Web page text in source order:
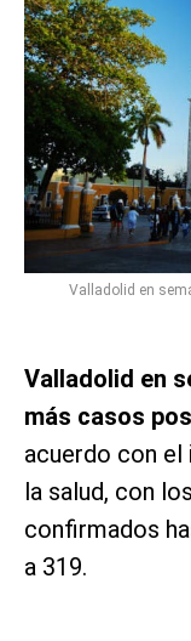
Valladolid en
Valladolid en
más casos
acuerdo con el
la salud, con
confirmados
a 319.